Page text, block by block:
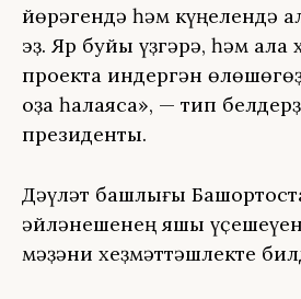
йөрәгендә һәм күңелендә
эҙ. Яр буйы үҙгәрә, һәм ҡала
проектҡа индергән
оҙаҡ һаҡлаясаҡ», — тип
президенты.
Дәүләт башлығы
әйләнешенең яҡшы
мәҙәни хеҙмәттәшлекте